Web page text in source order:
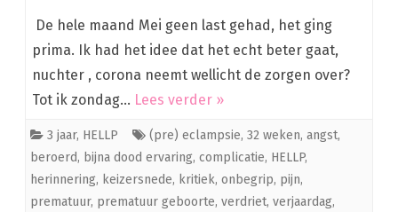
De hele maand Mei geen last gehad, het ging
prima. Ik had het idee dat het echt beter gaat,
nuchter , corona neemt wellicht de zorgen over?
Tot ik zondag… Lees verder »
3 jaar, HELLP (pre) eclampsie, 32 weken, angst,
beroerd, bijna dood ervaring, complicatie, HELLP,
herinnering, keizersnede, kritiek, onbegrip, pijn,
prematuur, prematuur geboorte, verdriet, verjaardag,